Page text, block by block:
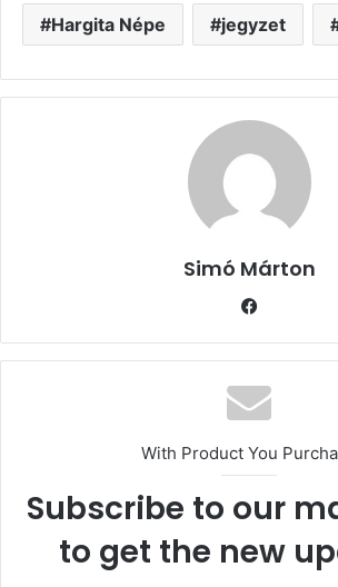
Hargita Népe jegyzet
Simó Márton
With Product You
Subscribe to our
to get the new